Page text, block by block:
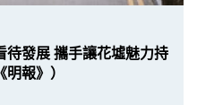
待發展 攜手讓花墟魅力持
報》）